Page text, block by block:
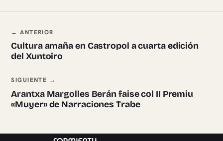
Navegación ente pieces
← ANTERIOR
Cultura amaña en Castropol a cuarta edición
del Xuntoiro
SIGUIENTE →
Arantxa Margolles Berán faise col II Premiu
«Muyer» de Narraciones Trabe